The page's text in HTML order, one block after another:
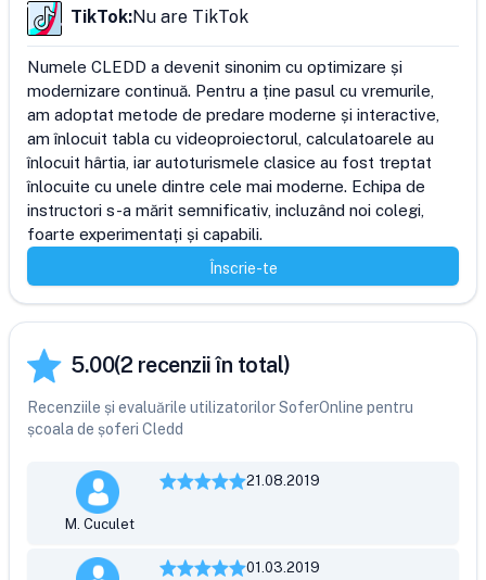
TikTok:Nu are TikTok
Numele CLEDD a devenit sinonim cu optimizare și
modernizare continuă. Pentru a ține pasul cu vremurile,
am adoptat metode de predare moderne și interactive,
am înlocuit tabla cu videoproiectorul, calculatoarele au
înlocuit hârtia, iar autoturismele clasice au fost treptat
înlocuite cu unele dintre cele mai moderne. Echipa de
instructori s-a mărit semnificativ, incluzând noi colegi,
foarte experimentați și capabili.
Înscrie-te
5.00(2 recenzii în total)
Recenziile și evaluările utilizatorilor SoferOnline pentru
școala de șoferi Cledd
M. Cuculet
21.08.2019
01.03.2019